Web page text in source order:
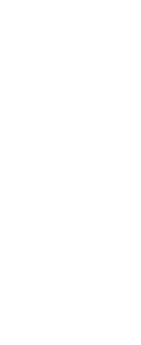
史教育研究